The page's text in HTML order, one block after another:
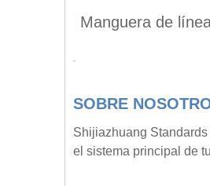
Manguera de
SOBRE
Shijiazhuang
el sistema principal de